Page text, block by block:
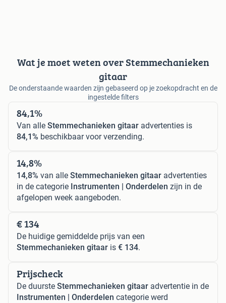
Wat je moet weten over Stemmechanieken
gitaar
De onderstaande waarden zijn gebaseerd op je zoekopdracht en de
ingestelde filters
84,1%
Van alle Stemmechanieken gitaar advertenties is
84,1% beschikbaar voor verzending.
14,8%
14,8% van alle Stemmechanieken gitaar advertenties
in de categorie Instrumenten | Onderdelen zijn in de
afgelopen week aangeboden.
€ 134
De huidige gemiddelde prijs van een
Stemmechanieken gitaar is € 134.
Prijscheck
De duurste Stemmechanieken gitaar advertentie in de
Instrumenten | Onderdelen categorie werd